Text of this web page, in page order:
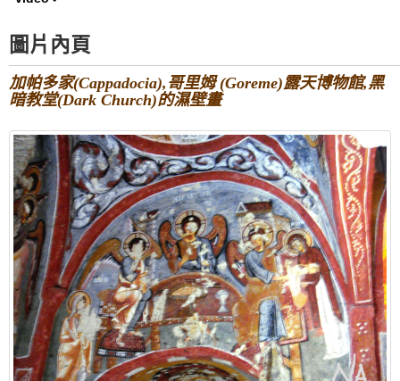
圖片內頁
加帕多家(Cappadocia),哥里姆 (Goreme)露天博物館,黑
暗教堂(Dark Church)的濕壁畫